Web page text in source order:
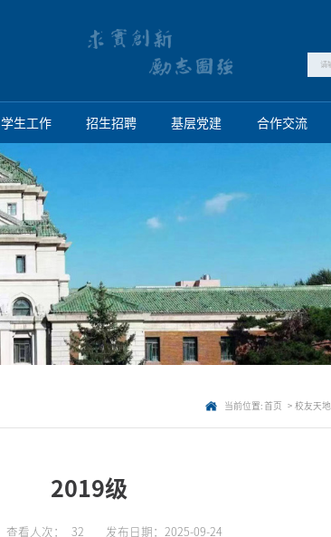
学生工作 招生招聘 基层党建 合作交流
当前位置: 首页 校友天地
2019级
查看人次： 32 发布日期：2025-09-24